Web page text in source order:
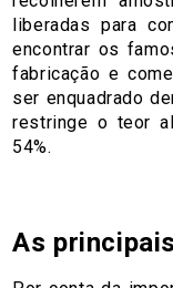
liberadas para
encontrar os
fabricação e
ser enquadrado
restringe o teor
54%.
As